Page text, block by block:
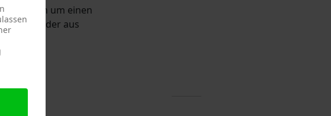
es sich um einen
wieder aus